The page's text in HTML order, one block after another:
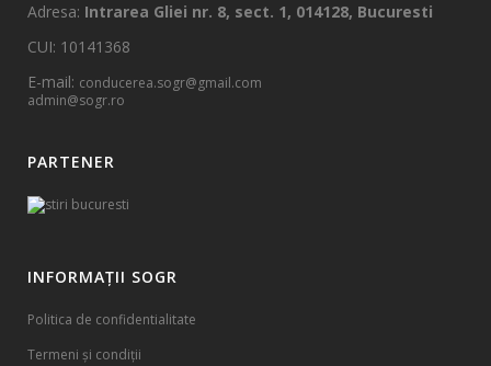
Adresa: Intrarea Gliei nr. 8, sect. 1, 014128, Bucuresti
CUI: 10141368
E-mail: conducerea.sogr@gmail.com
admin@sogr.ro
PARTENER
INFORMAȚII SOGR
Politica de confidentialitate
Termeni și condiții